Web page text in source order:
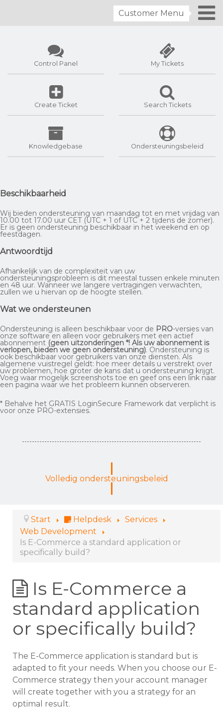
Customer Menu
Control Panel My Tickets
Create Ticket Search Tickets
Knowledgebase Ondersteuningsbeleid
Beschikbaarheid
Wij bieden ondersteuning van maandag tot en met vrijdag van
10.00 tot 17.00 uur CET (UTC + 1 of UTC + 2 tijdens de zomer).
Er is geen ondersteuning beschikbaar in het weekend en op
feestdagen.
Antwoordtijd
Afhankelijk van de complexiteit van uw
ondersteuningsprobleem is dit meestal tussen enkele minuten
en 48 uur. Wanneer we langere vertragingen verwachten,
zullen we u hiervan op de hoogte stellen.
Wat we ondersteunen
Ondersteuning is alleen beschikbaar voor de PRO-versies van
onze software en alleen voor gebruikers met een actief
abonnement (geen uitzonderingen *! Als uw abonnement is
verlopen, bieden we geen ondersteuning). Ondersteuning is
ook beschikbaar voor gebruikers van onze diensten. Als
algemene vuistregel geldt: hoe meer details u verstrekt over
uw problemen, hoe groter de kans dat u ondersteuning krijgt.
Voeg waar mogelijk screenshots toe en geef ons een link naar
een pagina waar we het probleem kunnen observeren.
* Behalve het GRATIS LoginSecure Framework dat verplicht is
voor onze PRO-extensies.
Volledig ondersteuningsbeleid
Start Helpdesk
Services
Web Development
Is E-Commerce a standard application or
specifically build?
Is E-Commerce a
standard application
or specifically build?
The E-Commerce application is standard but is
adapted to fit your needs. When you choose our E-
Commerce strategy then your account manager
will create together with you a strategy for an
optimal result.